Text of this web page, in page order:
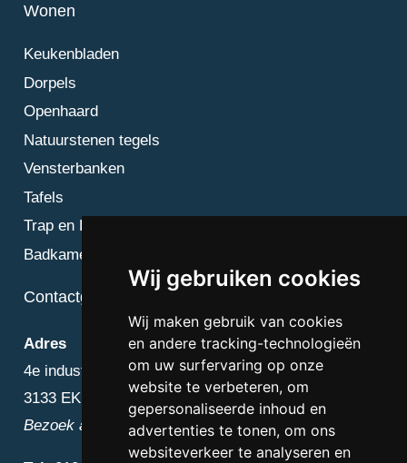
Wij gebruiken cookies
Wij maken gebruik van cookies
en andere tracking-technologieën
om uw surfervaring op onze
website te verbeteren, om
gepersonaliseerde inhoud en
advertenties te tonen, om ons
websiteverkeer te analyseren en
Wonen
Keukenbladen
Dorpels
Openhaard
Natuurstenen tegels
Vensterbanken
Tafels
Trap en Bordes
Badkamer
Contactgegevens
Adres
4e industriestraat 25
3133 EK Vlaardingen
Bezoek alleen op afspraak